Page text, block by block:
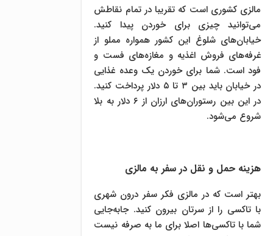
مالزی کشوری است که تقریبا در تمام نقاطش
می‌توانید چیزی برای خوردن پیدا کنید.
خیابان‌های شلوغ این کشور همواره مملو از
غرفه‌های فروش اغذیه و مغازه‌های فست و
فود است. شما برای خوردن یک وعده غذایی
در خیابان باید بین ۳ تا ۵ دلار پرداخت کنید.
در این بین رستوران‌های ارزان از ۶ دلار به بلا
شروع می‌شود.
هزینه حمل و نقل در سفر به مالزی
بهتر است که در مالزی فکر سفر درون شهری
با تاکسی را از سرتان بیرون کنید. جا‌به‌جایی
شما با تاکسی‌ها اصلا برای ما به صرفه نیست